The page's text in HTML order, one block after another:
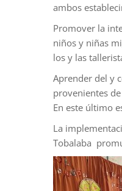
ambos
Promover la
niños y niñas
los y las
Aprender del y
provenientes
En este último
La
Tobalaba